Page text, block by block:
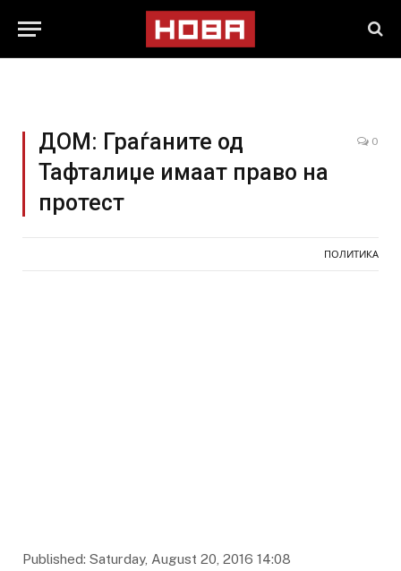
ДОМ: Граѓаните од
Тафталиџе имаат право на
протест
0
ПОЛИТИКА
Published: Saturday, August 20, 2016 14:08